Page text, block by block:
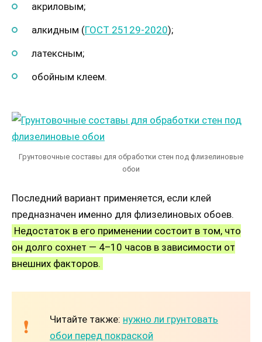
акриловым;
алкидным (ГОСТ 25129-2020);
латексным;
обойным клеем.
Грунтовочные составы для обработки стен под флизелиновые
обои
Последний вариант применяется, если клей
предназначен именно для флизелиновых обоев.
Недостаток в его применении состоит в том, что
он долго сохнет — 4–10 часов в зависимости от
внешних факторов.
Читайте также: нужно ли грунтовать
обои перед покраской